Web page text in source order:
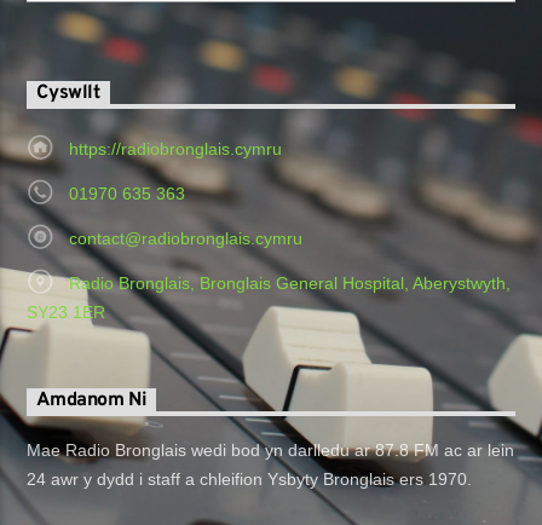
Cyswllt
https://radiobronglais.cymru
01970 635 363
contact@radiobronglais.cymru
Radio Bronglais, Bronglais General Hospital, Aberystwyth,
SY23 1ER
Amdanom Ni
Mae Radio Bronglais wedi bod yn darlledu ar 87.8 FM ac ar lein
24 awr y dydd i staff a chleifion Ysbyty Bronglais ers 1970.